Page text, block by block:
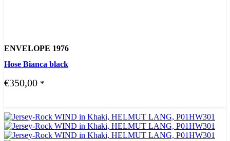
ENVELOPE 1976
Hose Bianca black
€350,00 *